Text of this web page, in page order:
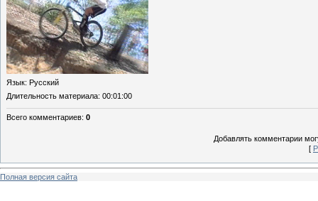
Язык: Русский
Длительность материала: 00:01:00
Всего комментариев: 0
Добавлять комментарии
[
Полная версия сайта